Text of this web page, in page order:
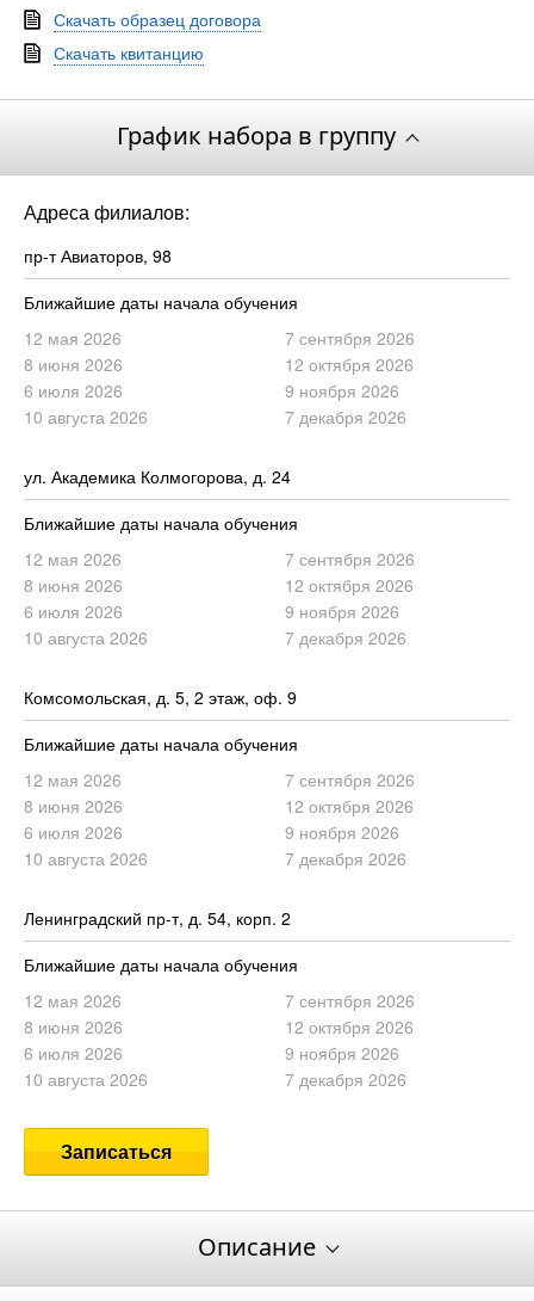
Скачать образец договора
Скачать квитанцию
График набора в группу
Адреса филиалов:
пр-т Авиаторов, 98
Ближайшие даты начала обучения
12 мая 2026
8 июня 2026
6 июля 2026
10 августа 2026
7 сентября 2026
12 октября 2026
9 ноября 2026
7 декабря 2026
ул. Академика Колмогорова, д. 24
Ближайшие даты начала обучения
12 мая 2026
8 июня 2026
6 июля 2026
10 августа 2026
7 сентября 2026
12 октября 2026
9 ноября 2026
7 декабря 2026
Комсомольская, д. 5, 2 этаж, оф. 9
Ближайшие даты начала обучения
12 мая 2026
8 июня 2026
6 июля 2026
10 августа 2026
7 сентября 2026
12 октября 2026
9 ноября 2026
7 декабря 2026
Ленинградский пр-т, д. 54, корп. 2
Ближайшие даты начала обучения
12 мая 2026
8 июня 2026
6 июля 2026
10 августа 2026
7 сентября 2026
12 октября 2026
9 ноября 2026
7 декабря 2026
Записаться
Описание